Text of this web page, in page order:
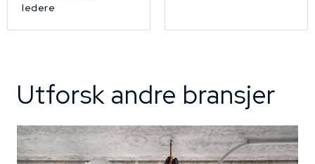
ledere
Utforsk andre bransjer